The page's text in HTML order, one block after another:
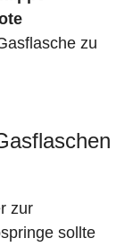
zu
zur
sollte